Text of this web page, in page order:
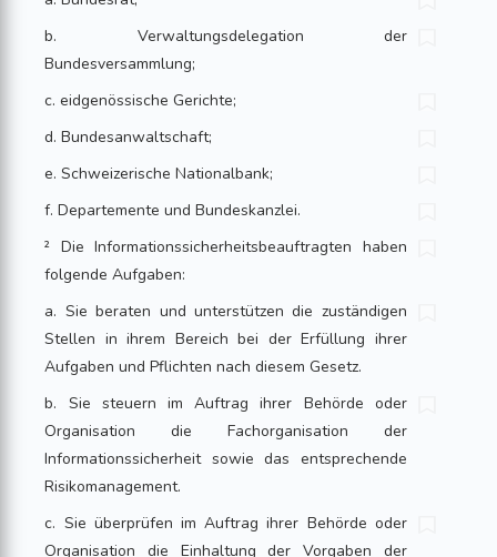
b. Verwaltungsdelegation der
Bundesversammlung;
c. eidgenössische Gerichte;
d. Bundesanwaltschaft;
e. Schweizerische Nationalbank;
f. Departemente und Bundeskanzlei.
² Die Informationssicherheitsbeauftragten haben
folgende Aufgaben:
a. Sie beraten und unterstützen die zuständigen
Stellen in ihrem Bereich bei der Erfüllung ihrer
Aufgaben und Pflichten nach diesem Gesetz.
b. Sie steuern im Auftrag ihrer Behörde oder
Organisation die Fachorganisation der
Informationssicherheit sowie das entsprechende
Risikomanagement.
c. Sie überprüfen im Auftrag ihrer Behörde oder
Organisation die Einhaltung der Vorgaben der